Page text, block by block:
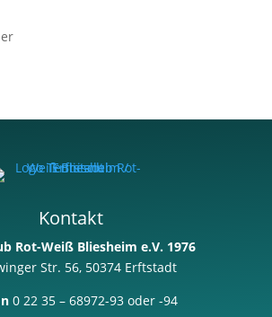
Kontakt
Rot-Weiß Bliesheim e.V. 1976
Str. 56, 50374 Erftstadt
0 22 35 – 68972-93 oder -94